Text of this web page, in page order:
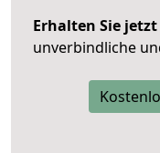
Erhalten Sie jetzt
unverbindliche